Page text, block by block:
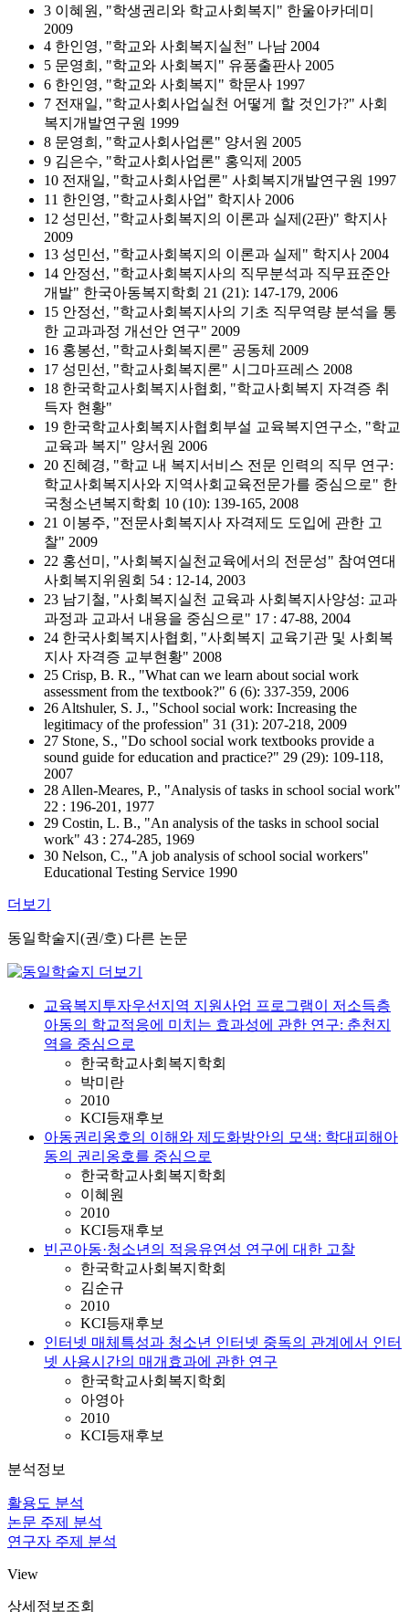
3 이혜원, "학생권리와 학교사회복지" 한울아카데미
2009
4 한인영, "학교와 사회복지실천" 나남 2004
5 문영희, "학교와 사회복지" 유풍출판사 2005
6 한인영, "학교와 사회복지" 학문사 1997
7 전재일, "학교사회사업실천 어떻게 할 것인가?" 사회
복지개발연구원 1999
8 문영희, "학교사회사업론" 양서원 2005
9 김은수, "학교사회사업론" 홍익제 2005
10 전재일, "학교사회사업론" 사회복지개발연구원 1997
11 한인영, "학교사회사업" 학지사 2006
12 성민선, "학교사회복지의 이론과 실제(2판)" 학지사
2009
13 성민선, "학교사회복지의 이론과 실제" 학지사 2004
14 안정선, "학교사회복지사의 직무분석과 직무표준안
개발" 한국아동복지학회 21 (21): 147-179, 2006
15 안정선, "학교사회복지사의 기초 직무역량 분석을 통
한 교과과정 개선안 연구" 2009
16 홍봉선, "학교사회복지론" 공동체 2009
17 성민선, "학교사회복지론" 시그마프레스 2008
18 한국학교사회복지사협회, "학교사회복지 자격증 취
득자 현황"
19 한국학교사회복지사협회부설 교육복지연구소, "학교
교육과 복지" 양서원 2006
20 진혜경, "학교 내 복지서비스 전문 인력의 직무 연구:
학교사회복지사와 지역사회교육전문가를 중심으로" 한
국청소년복지학회 10 (10): 139-165, 2008
21 이봉주, "전문사회복지사 자격제도 도입에 관한 고
찰" 2009
22 홍선미, "사회복지실천교육에서의 전문성" 참여연대
사회복지위원회 54 : 12-14, 2003
23 남기철, "사회복지실천 교육과 사회복지사양성: 교과
과정과 교과서 내용을 중심으로" 17 : 47-88, 2004
24 한국사회복지사협회, "사회복지 교육기관 및 사회복
지사 자격증 교부현황" 2008
25 Crisp, B. R., "What can we learn about social work
assessment from the textbook?" 6 (6): 337-359, 2006
26 Altshuler, S. J., "School social work: Increasing the
legitimacy of the profession" 31 (31): 207-218, 2009
27 Stone, S., "Do school social work textbooks provide a
sound guide for education and practice?" 29 (29): 109-118,
2007
28 Allen-Meares, P., "Analysis of tasks in school social work"
22 : 196-201, 1977
29 Costin, L. B., "An analysis of the tasks in school social
work" 43 : 274-285, 1969
30 Nelson, C., "A job analysis of school social workers"
Educational Testing Service 1990
더보기
동일학술지(권/호) 다른 논문
교육복지투자우선지역 지원사업 프로그램이 저소득층
아동의 학교적응에 미치는 효과성에 관한 연구: 춘천지
역을 중심으로
한국학교사회복지학회
박미란
2010
KCI등재후보
아동권리옹호의 이해와 제도화방안의 모색: 학대피해아
동의 권리옹호를 중심으로
한국학교사회복지학회
이혜원
2010
KCI등재후보
빈곤아동·청소년의 적응유연성 연구에 대한 고찰
한국학교사회복지학회
김순규
2010
KCI등재후보
인터넷 매체특성과 청소년 인터넷 중독의 관계에서 인터
넷 사용시간의 매개효과에 관한 연구
한국학교사회복지학회
아영아
2010
KCI등재후보
분석정보
활용도 분석
논문 주제 분석
연구자 주제 분석
View
상세정보조회